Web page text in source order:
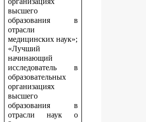
высшего
образования в
отрасли
медицинских наук»;
«Лучший
начинающий
исследователь в
образовательных
организациях
высшего
образования в
отрасли наук о